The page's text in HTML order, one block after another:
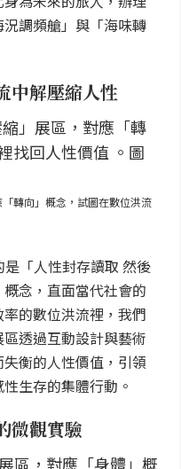
調頻艙」與「海味轉
中解壓縮人性
「轉向」概念，試圖在數位洪流
「人性封存讀取 然後
念，直面當代社會的
的數位洪流裡，我們
透過互動設計與藝術
衡的人性價值，引領
生存的集體行動。
微觀實驗